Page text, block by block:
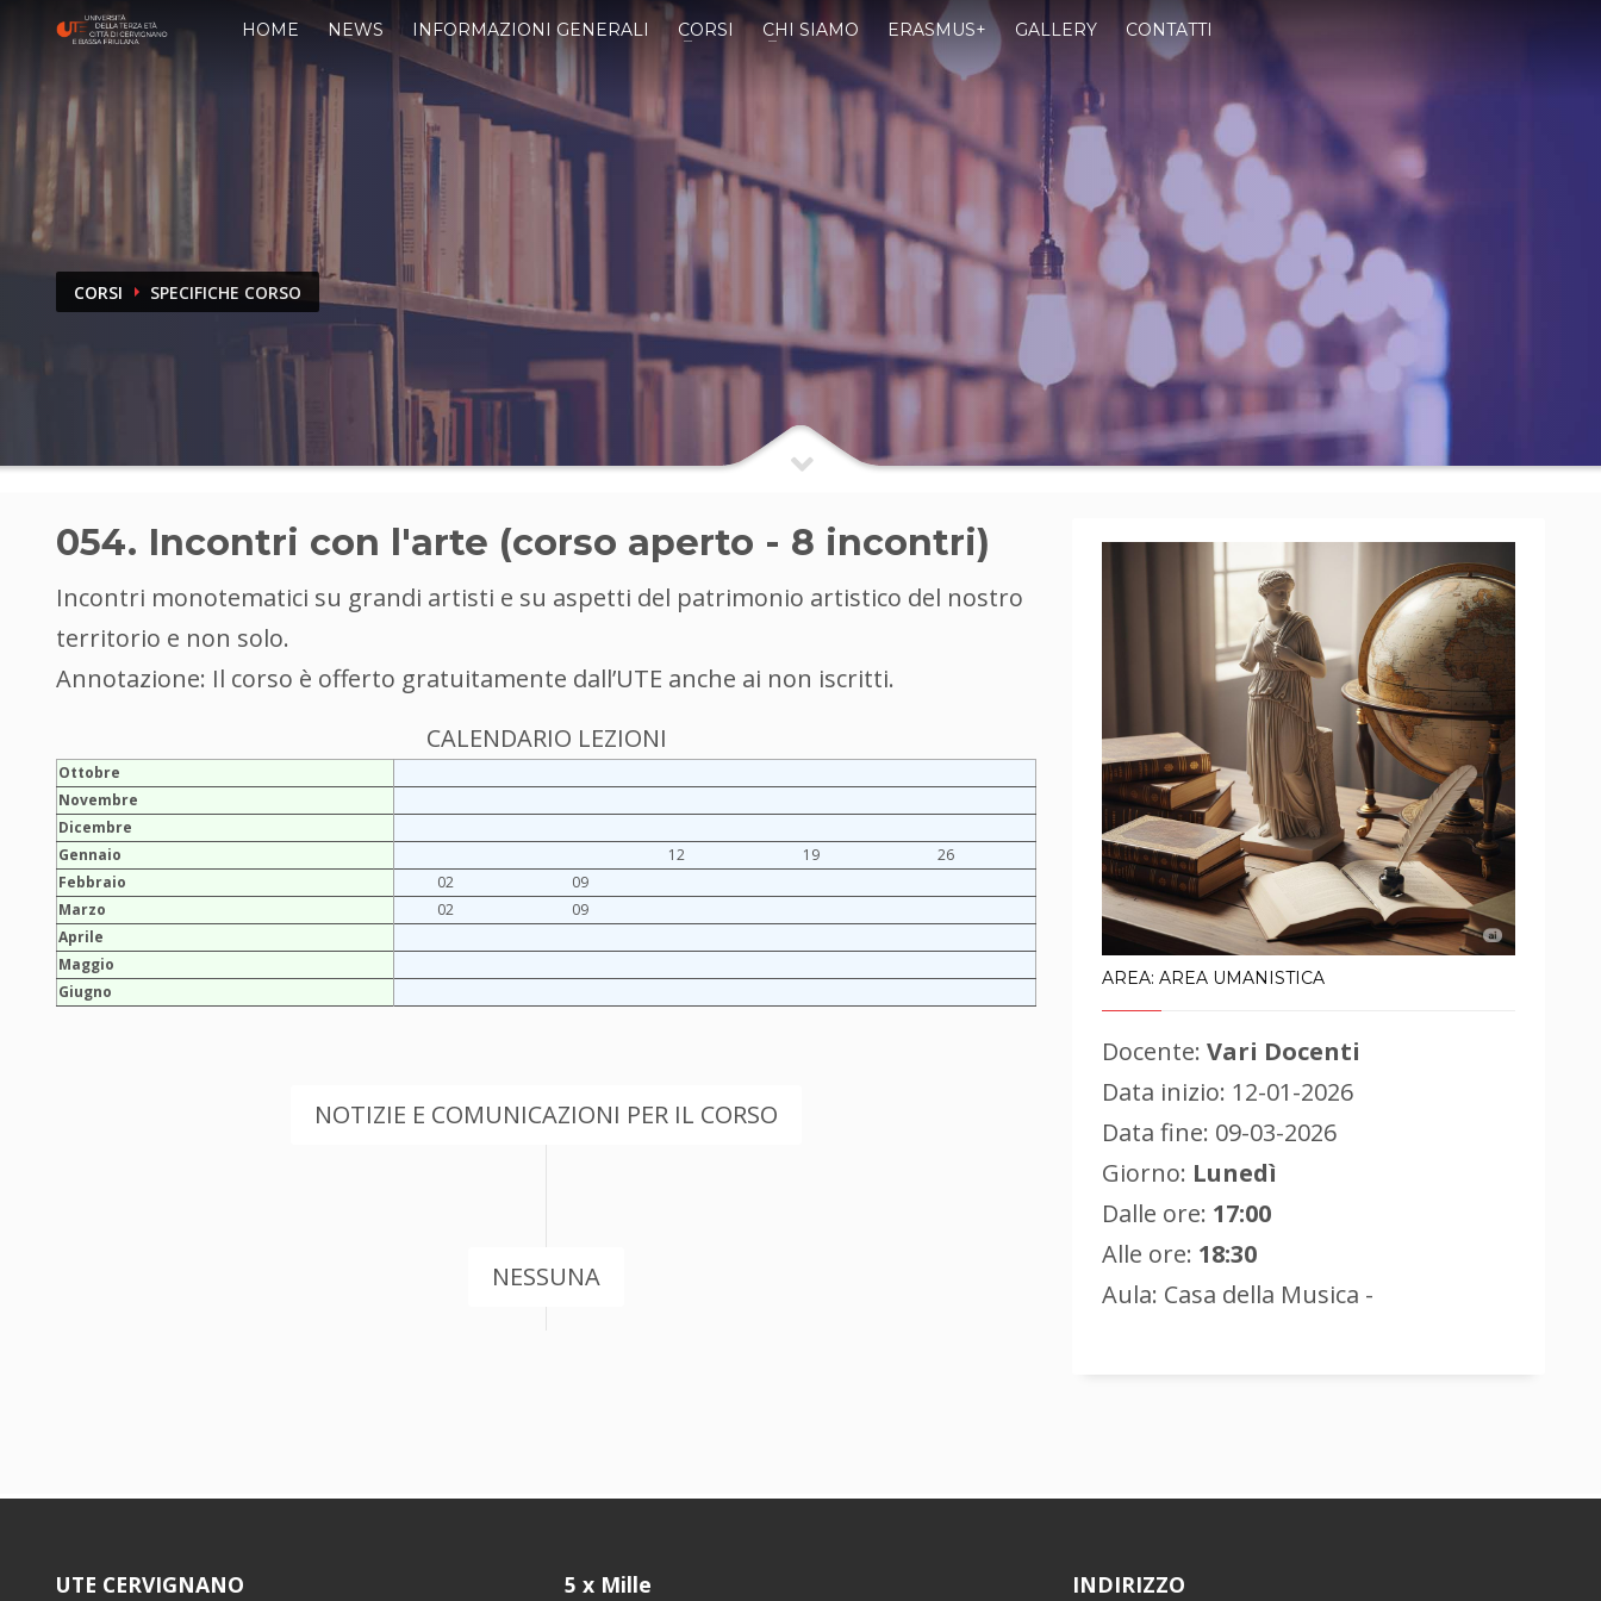
HOME NEWS INFORMAZIONI GENERALI CORSI CHI SIAMO ERASMUS+ GALLERY CONTATTI
CORSI SPECIFICHE CORSO
054. Incontri con l'arte (corso aperto - 8 incontri)
Incontri monotematici su grandi artisti e su aspetti del patrimonio artistico del nostro
territorio e non solo.
Annotazione: Il corso è offerto gratuitamente dall’UTE anche ai non iscritti.
CALENDARIO LEZIONI
Ottobre
Novembre
Dicembre
Gennaio
12 19
26
Febbraio
02
09
Marzo
02
09
Aprile
Maggio
Giugno
NOTIZIE E COMUNICAZIONI PER IL CORSO
NESSUNA
AREA: AREA UMANISTICA
Docente:Vari Docenti
Data inizio: 12-01-2026
Data fine: 09-03-2026
Giorno: Lunedì
Dalle ore: 17:00
Alle ore: 18:30
Aula: Casa della Musica -
UTE CERVIGNANO 5 x Mille INDIRIZZO